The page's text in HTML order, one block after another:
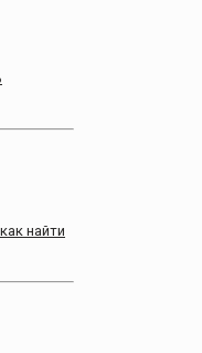
найти